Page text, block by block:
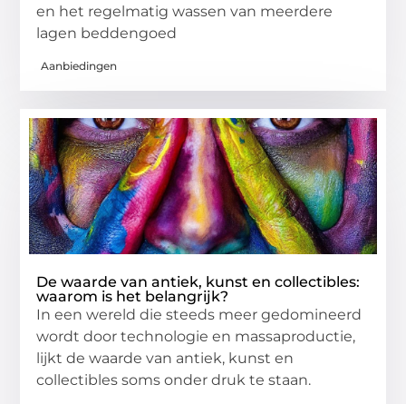
en het regelmatig wassen van meerdere
lagen beddengoed
Aanbiedingen
De waarde van antiek, kunst en collectibles:
waarom is het belangrijk?
In een wereld die steeds meer gedomineerd
wordt door technologie en massaproductie,
lijkt de waarde van antiek, kunst en
collectibles soms onder druk te staan.